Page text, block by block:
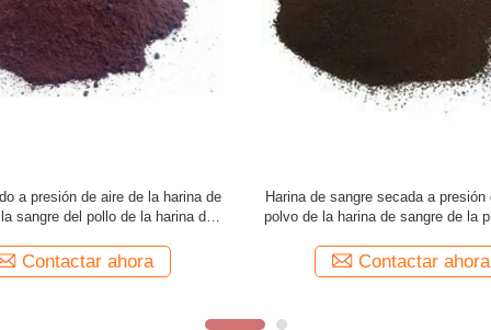
de las aves de corral de la
pollo del tejido ISO9001 del
Contactar ahora
Polvo secado a presión de aire
oscuro de la harina de la sangre
Contactar ahora